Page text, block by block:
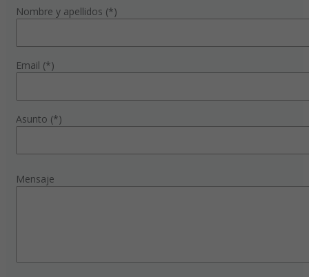
Nombre y apellidos (*)
Email (*)
Asunto (*)
Mensaje